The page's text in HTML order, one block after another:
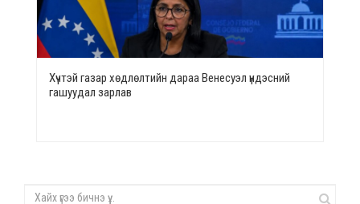
Хүчтэй газар хөдлөлтийн дараа Венесуэл үндэсний
гашуудал зарлав